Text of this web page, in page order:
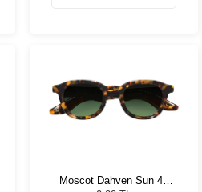
Moscot Dahven Sun 47